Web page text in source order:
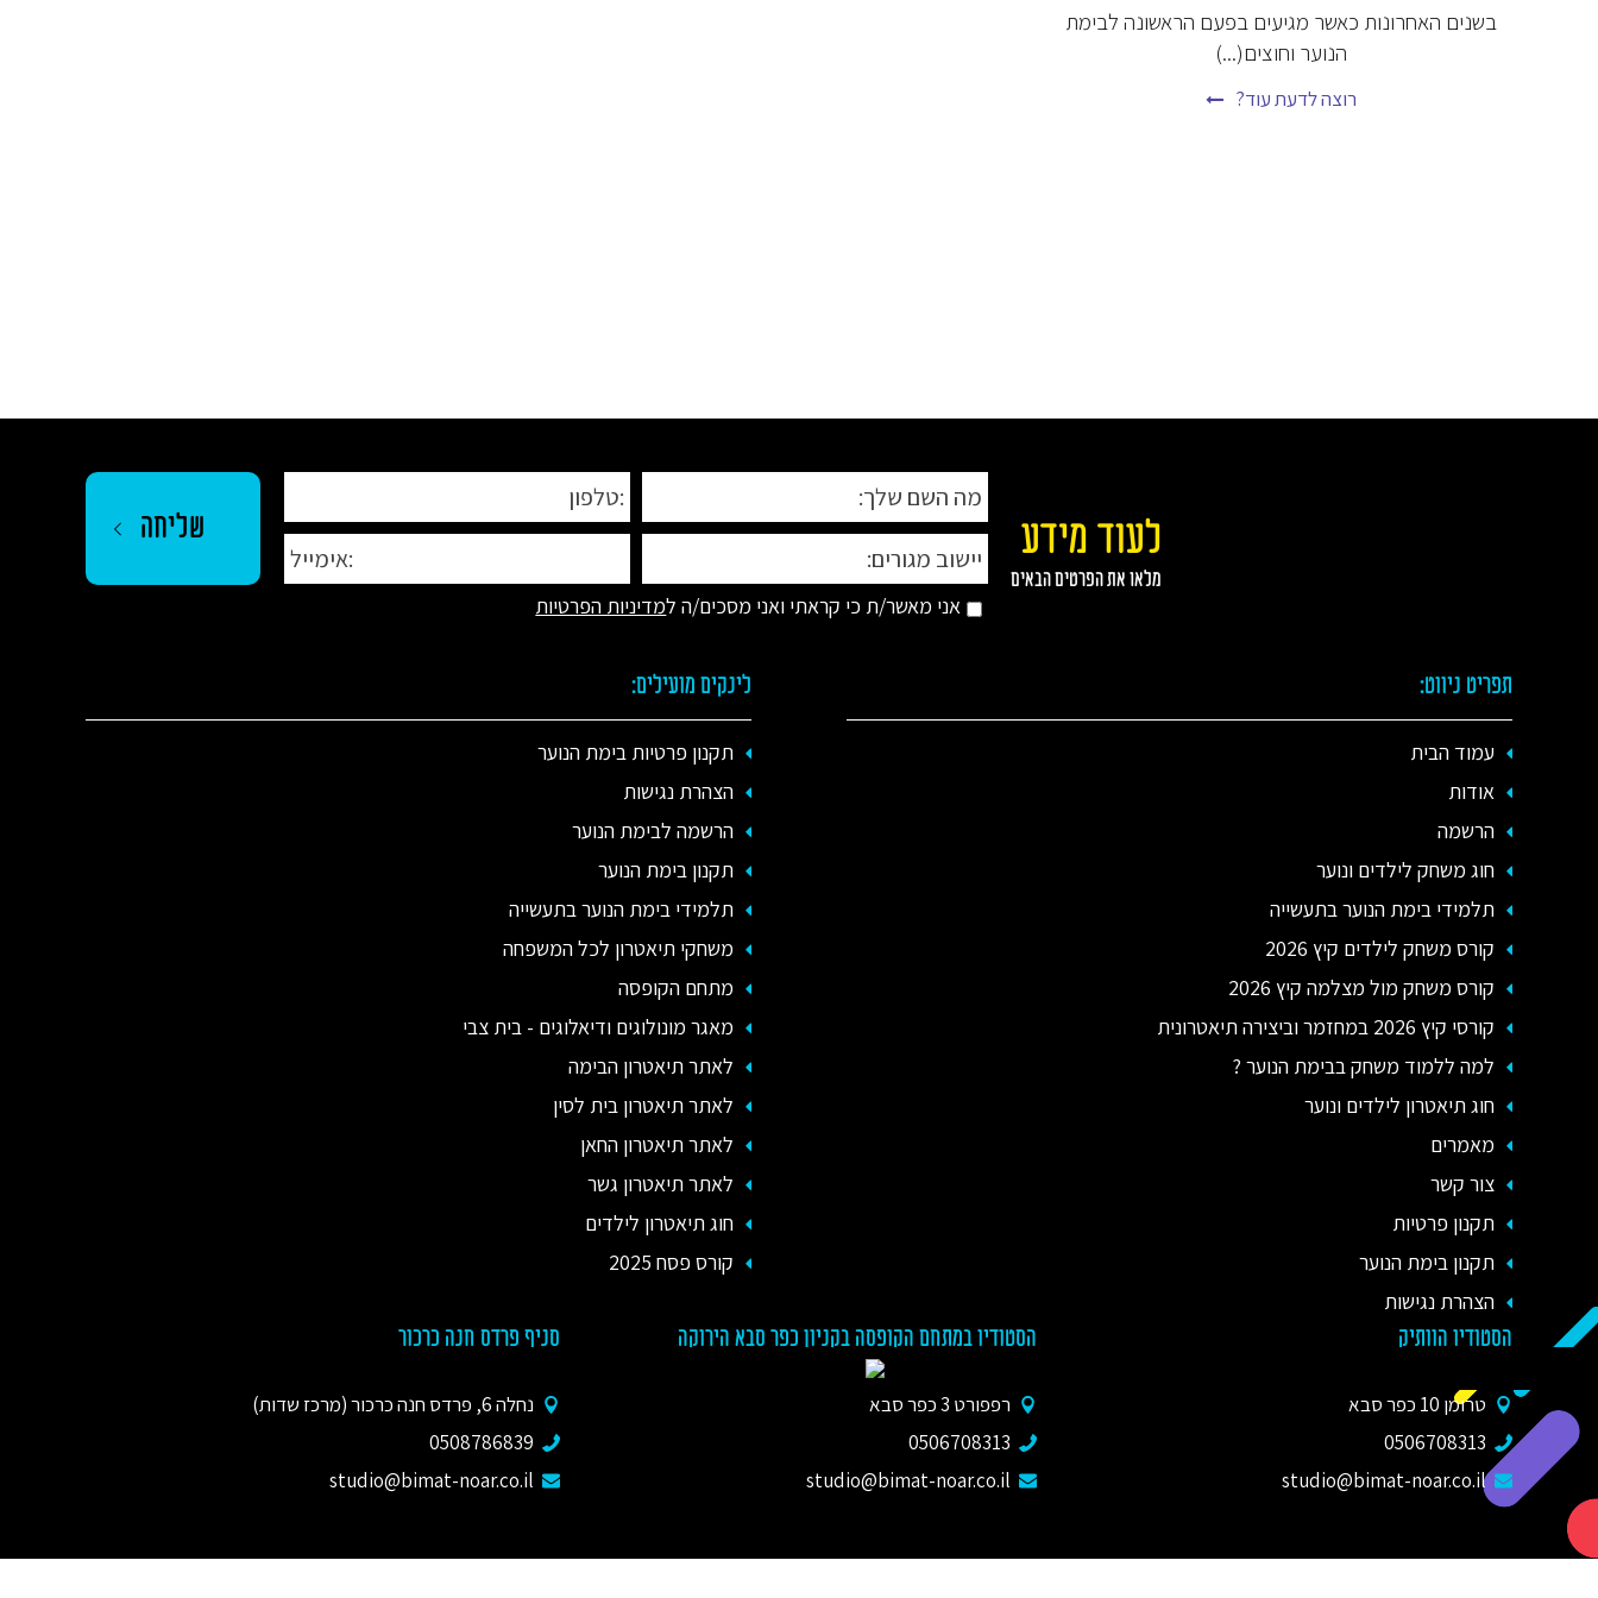
בשנים האחרונות כאשר מגיעים בפעם הראשונה לבימת
הנוער וחוצים(...)
רוצה לדעת עוד?
לעוד מידע
מלאו את הפרטים הבאים
אני מאשר/ת כי קראתי ואני מסכים/ה למדיניות הפרטיות
תפריט ניווט:
עמוד הבית
אודות
הרשמה
חוג משחק לילדים ונוער
תלמידי בימת הנוער בתעשייה
קורס משחק לילדים קיץ 2026
קורס משחק מול מצלמה קיץ 2026
קורסי קיץ 2026 במחזמר וביצירה תיאטרונית
למה ללמוד משחק בבימת הנוער ?
חוג תיאטרון לילדים ונוער
מאמרים
צור קשר
תקנון פרטיות
תקנון בימת הנוער
הצהרת נגישות
לינקים מועילים:
תקנון פרטיות בימת הנוער
הצהרת נגישות
הרשמה לבימת הנוער
תקנון בימת הנוער
תלמידי בימת הנוער בתעשייה
משחקי תיאטרון לכל המשפחה
מתחם הקופסה
מאגר מונולוגים ודיאלוגים - בית צבי
לאתר תיאטרון הבימה
לאתר תיאטרון בית לסין
לאתר תיאטרון החאן
לאתר תיאטרון גשר
חוג תיאטרון לילדים
קורס פסח 2025
הסטודיו הוותיק
טרומן 10 כפר סבא
0506708313
studio@bimat-noar.co.il
הסטודיו במתחם הקופסה בקניון כפר סבא הירוקה
רפפורט 3 כפר סבא
0506708313
studio@bimat-noar.co.il
סניף פרדס חנה כרכור
נחלה 6, פרדס חנה כרכור (מרכז שדות)
0508786839
studio@bimat-noar.co.il